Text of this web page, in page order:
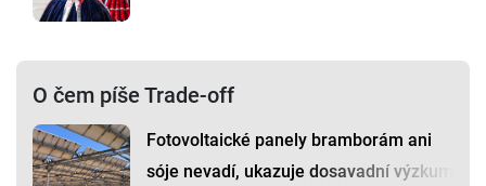
O čem píše Trade-off
Fotovoltaické panely bramborám ani
sóje nevadí, ukazuje dosavadní výzkum